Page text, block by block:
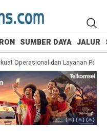
SUMBER DAYA JALUR
Operasional dan Layanan